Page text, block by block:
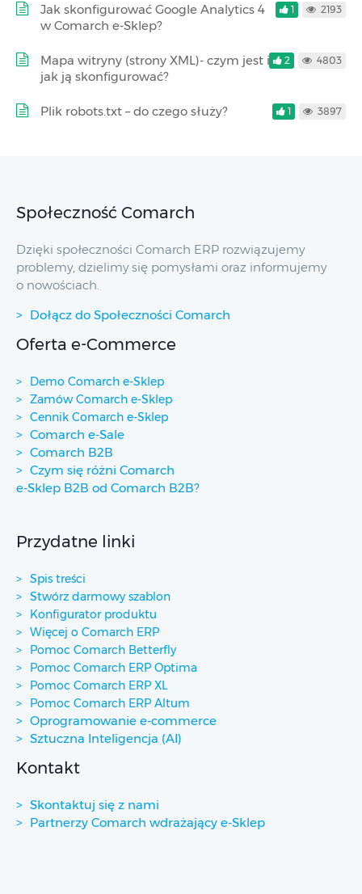
Jak skonfigurować Google Analytics 4
w Comarch e-Sklep?
1 2193
Mapa witryny (strony XML)- czym jest i
jak ją skonfigurować?
2 4803
Plik robots.txt – do czego służy? 1 3897
Społeczność Comarch
Dzięki społeczności Comarch ERP rozwiązujemy
problemy, dzielimy się pomysłami oraz informujemy
o nowościach.
Dołącz do Społeczności Comarch
Oferta e-Commerce
Demo Comarch e-Sklep
Zamów Comarch e-Sklep
Cennik Comarch e-Sklep
Comarch e-Sale
Comarch B2B
Czym się różni Comarch
e-Sklep B2B od Comarch B2B?
Przydatne linki
Spis treści
Stwórz darmowy szablon
Konfigurator produktu
Więcej o Comarch ERP
Pomoc Comarch Betterfly
Pomoc Comarch ERP Optima
Pomoc Comarch ERP XL
Pomoc Comarch ERP Altum
Oprogramowanie e-commerce
Sztuczna Inteligencja (AI)
Kontakt
Skontaktuj się z nami
Partnerzy Comarch wdrażający e-Sklep